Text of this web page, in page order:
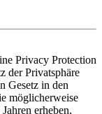
Privacy Protection
der Privatsphäre
Gesetz in den
möglicherweise
erheben,